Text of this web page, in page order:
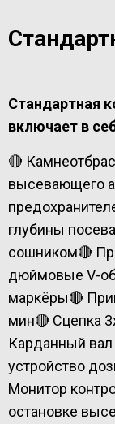
Стандартная
включает в
🔴
высевающего
глубины посева
сошником🔴
дюймовые V-
маркёры🔴
мин🔴 Сцепка
Карданный вал
устройство
Монитор
остановке